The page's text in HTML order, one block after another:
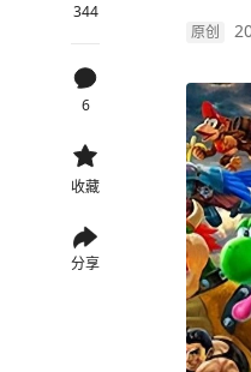
344
6
收藏
分享
原创